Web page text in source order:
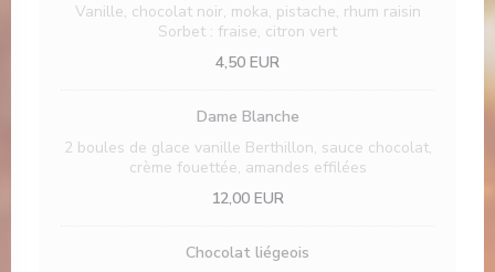
Vanille, chocolat noir, moka, pistache, rhum raisin
Sorbet : fraise, citron vert
4,50 EUR
Dame Blanche
2 boules de glace vanille Berthillon, sauce chocolat,
crème fouettée, amandes effilées
12,00 EUR
Chocolat liégeois